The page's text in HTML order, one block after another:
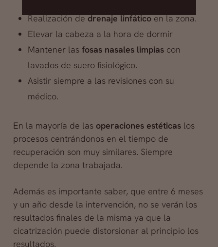
Realización dedrenaje linfáticoen la zona.
Elevar la cabeza a la hora de dormir
Mantener las fosas nasales limpiascon
lavados de suero fisiológico.
Asistir siempre a las revisiones con su
médico.
En la mayoría de las operaciones estéticaslos
procesos centrándonos en el tiempo de
recuperación son muy similares. Siempre
depende la zona trabajada.
Además es importante saber, que entre 6 meses
y un año desde la intervención, no se verán los
resultados finales de la misma ya que la
cicatrización puede distorsionar al principio los
resultados.